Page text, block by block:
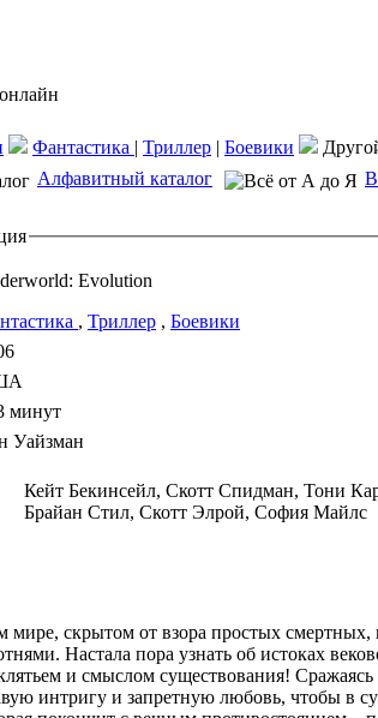
Фантастика | Триллер | Боевики
Алфавитный каталог
Evolution
, Триллер , Боевики
133 минут
Уайзман
Кейт Бекинсейл, Скотт Спидман, Тони
Брайан Стил, Скотт Элрой, София Майлс
скрытом от взора простых смертных,
Настала пора узнать об истоках
и смыслом существования!
интригу и запретную любовь, чтобы в